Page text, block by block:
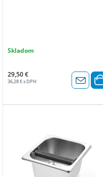
Skladom
29,50 €
36,28 € s DPH